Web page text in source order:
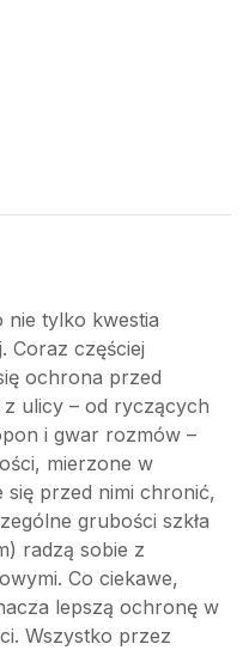
tylko kwestia
Coraz częściej
ochrona przed
z ulicy – od ryczących
i gwar rozmów –
mierzone w
przed nimi chronić,
grubości szkła
radzą sobie z
Co ciekawe,
lepszą ochronę w
Wszystko przez